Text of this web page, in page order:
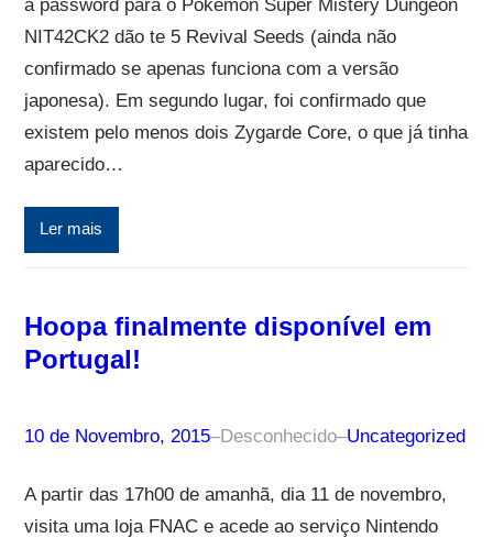
a password para o Pokémon Super Mistery Dungeon
NIT42CK2 dão te 5 Revival Seeds (ainda não
confirmado se apenas funciona com a versão
japonesa). Em segundo lugar, foi confirmado que
existem pelo menos dois Zygarde Core, o que já tinha
aparecido…
Ler mais
Hoopa finalmente disponível em
Portugal!
10 de Novembro, 2015–Desconhecido–Uncategorized
A partir das 17h00 de amanhã, dia 11 de novembro,
visita uma loja FNAC e acede ao serviço Nintendo